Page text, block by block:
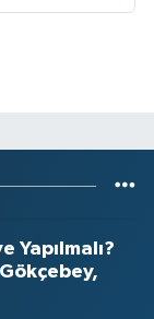
Yapılmalı?